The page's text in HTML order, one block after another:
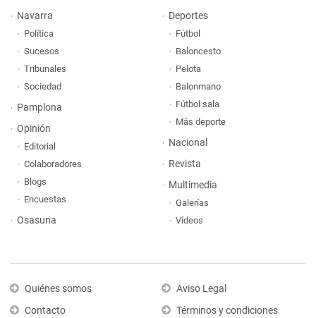
Navarra
Política
Sucesos
Tribunales
Sociedad
Pamplona
Opinión
Editorial
Colaboradores
Blogs
Encuestas
Osasuna
Deportes
Fútbol
Baloncesto
Pelota
Balonmano
Fútbol sala
Más deporte
Nacional
Revista
Multimedia
Galerías
Vídeos
Quiénes somos
Contacto
Aviso Legal
Términos y condiciones